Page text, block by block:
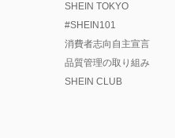
SHEIN TOKYO
#SHEIN101
消費者志向自主宣言
品質管理の取り組み
SHEIN CLUB